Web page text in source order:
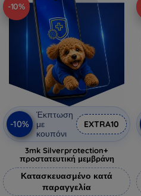
-10%
-10%
Έκπτωση
με
κουπόνι
EXTRA10
3mk Silverprotection+
προστατευτική μεμβράνη
Κατασκευασμένο κατά
παραγγελία